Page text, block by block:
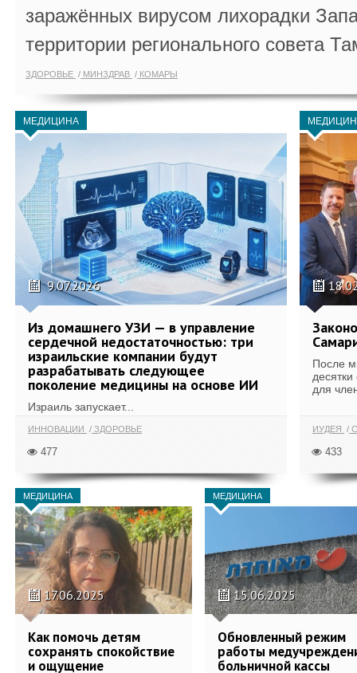
заражённых вирусом лихорадки
территории регионального совета
ЗДОРОВЬЕ МИНЗДРАВ КОМАРЫ
МЕДИЦИНА
9.07.2026
Из домашнего УЗИ — в управление
сердечной недостаточностью: три
израильские компании будут
разрабатывать следующее
поколение медицины на основе ИИ
Израиль запускает...
ИННОВАЦИИ ЗДОРОВЬЕ
477
После
для
ИУДЕЯ
433
МЕДИЦИНА
17.06.2025
Как помочь детям
сохранять спокойствие
и ощущение
МЕДИЦИНА
15.06.2025
Обновленный режим
работы
больничной кассы